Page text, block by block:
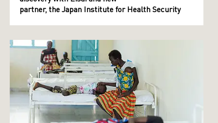
partner, the Japan Institute for Health Security